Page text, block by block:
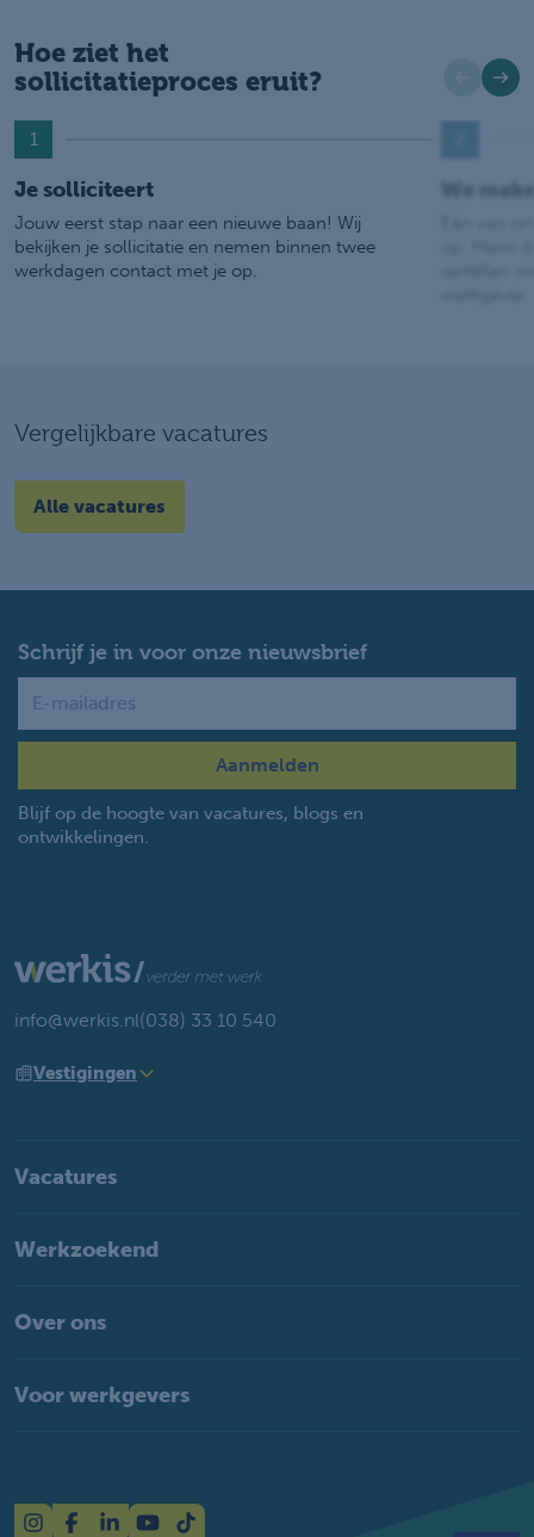
Hoe ziet het
sollicitatieproces eruit?
1
Je solliciteert
Jouw eerst stap naar een nieuwe baan! Wij
bekijken je sollicitatie en nemen binnen twee
werkdagen contact met je op.
We
Vergelijkbare vacatures
Alle vacatures
Schrijf je in voor onze nieuwsbrief
Blijf op de hoogte van vacatures, blogs en
ontwikkelingen.
info@werkis.nl(038) 33 10 540
Vestigingen
Vacatures
Werkzoekend
Over ons
Voor werkgevers